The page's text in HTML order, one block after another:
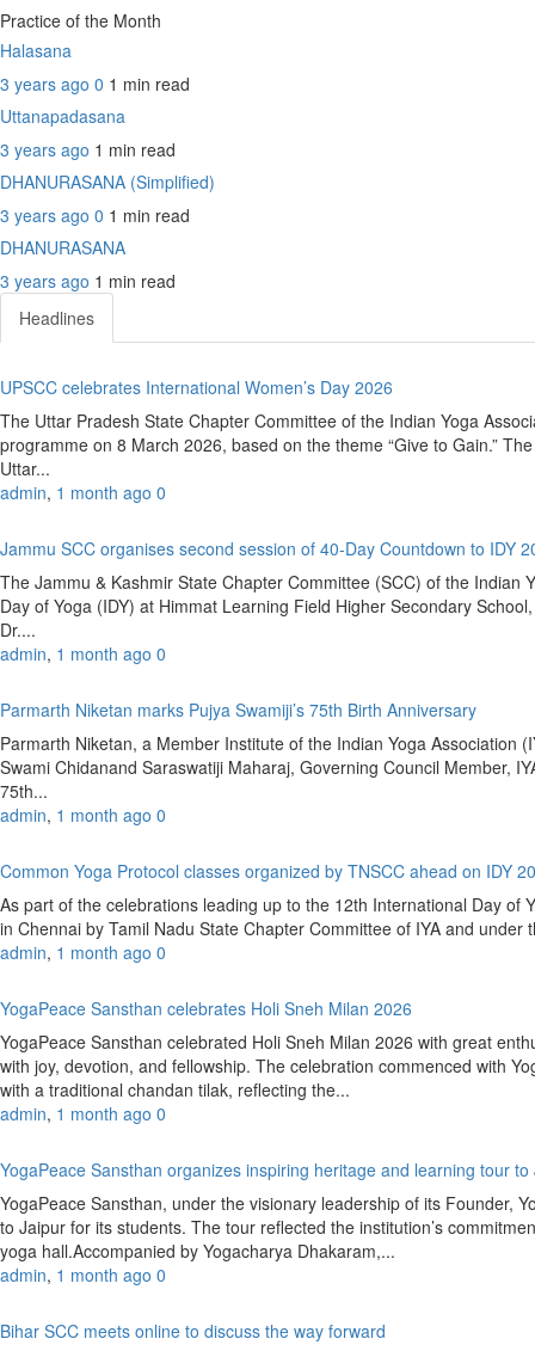
Practice of the Month
Halasana
3 years ago 0 1 min read
Uttanapadasana
3 years ago 1 min read
DHANURASANA (Simplified)
3 years ago 0 1 min read
DHANURASANA
3 years ago 1 min read
Headlines
UPSCC celebrates International Women’s Day 2026
The Uttar Pradesh State Chapter Committee of the Indian Yoga
programme on 8 March 2026, based on the theme “Give to Gain.”
Uttar...
admin, 1 month ago 0
Jammu SCC organises second session of 40-Day Countdown to IDY
The Jammu & Kashmir State Chapter Committee (SCC) of the
Day of Yoga (IDY) at Himmat Learning Field Higher Secondary
Dr....
admin, 1 month ago 0
Parmarth Niketan marks Pujya Swamiji’s 75th Birth Anniversary
Parmarth Niketan, a Member Institute of the Indian Yoga Association
Swami Chidanand Saraswatiji Maharaj, Governing Council Member,
75th...
admin, 1 month ago 0
Common Yoga Protocol classes organized by TNSCC ahead on IDY
As part of the celebrations leading up to the 12th International Day of
in Chennai by Tamil Nadu State Chapter Committee of IYA and
admin, 1 month ago 0
YogaPeace Sansthan celebrates Holi Sneh Milan 2026
YogaPeace Sansthan celebrated Holi Sneh Milan 2026 with great
with joy, devotion, and fellowship. The celebration commenced with
with a traditional chandan tilak, reflecting the...
admin, 1 month ago 0
YogaPeace Sansthan organizes inspiring heritage and learning tour
YogaPeace Sansthan, under the visionary leadership of its Founder,
to Jaipur for its students. The tour reflected the institution’s
yoga hall.Accompanied by Yogacharya Dhakaram,...
admin, 1 month ago 0
Bihar SCC meets online to discuss the way forward